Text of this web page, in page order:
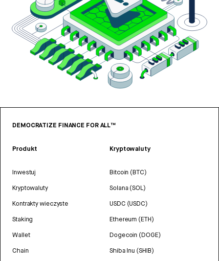
DEMOCRATIZE FINANCE FOR ALL™
Produkt
Inwestuj
Kryptowaluty
Kontrakty wieczyste
Staking
Wallet
Chain
Kryptowaluty
Bitcoin (BTC)
Solana (SOL)
USDC (USDC)
Ethereum (ETH)
Dogecoin (DOGE)
Shiba Inu (SHIB)